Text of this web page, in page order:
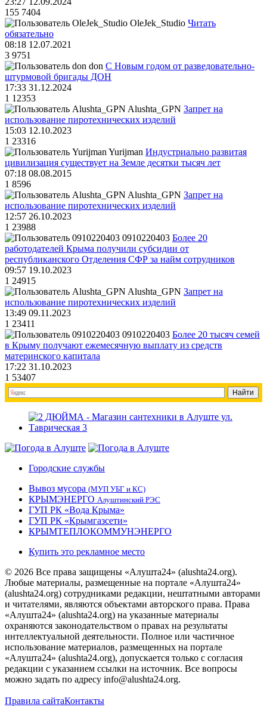
155 7404
OleJek_Studio Читать
обязательно
08:18 12.07.2021
3 9751
don С Новым годом от разведовательно-
штурмовой бригады ДОН
17:33 31.12.2024
1 12353
Alushta_GPN Запрет на
использование пиротехнических изделий
15:03 12.10.2023
1 23316
Yurijman Индустриально развитая
цивилизация существует на Земле десятки тысяч лет
07:18 08.08.2015
1 8596
Alushta_GPN Запрет на
использование пиротехнических изделий
12:57 26.10.2023
1 23988
0910220403 Более 20
работодателей Крыма получили субсидии от
республиканского Отделения СФР за найм сотрудников
09:57 19.10.2023
1 24915
Alushta_GPN Запрет на
использование пиротехнических изделий
13:49 09.11.2023
1 23411
0910220403 Более 20 тысяч семей
в Крыму получают ежемесячную выплату из средств
материнского капитала
17:22 31.10.2023
1 53407
Городские службы
Вывоз мусора (МУП УБГ и КС)
КРЫМЭНЕРГО Алуштинский РЭС
ГУП РК «Вода Крыма»
ГУП РК «Крымгазсети»
КРЫМТЕПЛОКОММУНЭНЕРГО
Купить это рекламное место
© 2026 Все права защищены «Алушта24» (alushta24.org).
Любые материалы, размещенные на портале «Алушта24»
(alushta24.org) сотрудниками редакции, нештатными авторами
и читателями, являются объектами авторского права. Права
«Алушта24» (alushta24.org) на указанные материалы
охраняются законодательством о правах на результаты
интеллектуальной деятельности. Полное или частичное
использование материалов, размещенных на портале
«Алушта24» (alushta24.org), допускается только с согласия
редакции с указанием ссылки на источник. Все вопросы
можно задать по адресу info@alushta24.org.
Правила сайтаКонтакты